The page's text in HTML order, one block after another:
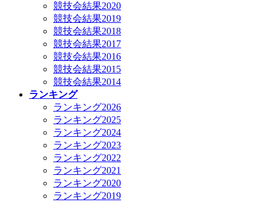
競技会結果2020
競技会結果2019
競技会結果2018
競技会結果2017
競技会結果2016
競技会結果2015
競技会結果2014
ランキング
ランキング2026
ランキング2025
ランキング2024
ランキング2023
ランキング2022
ランキング2021
ランキング2020
ランキング2019